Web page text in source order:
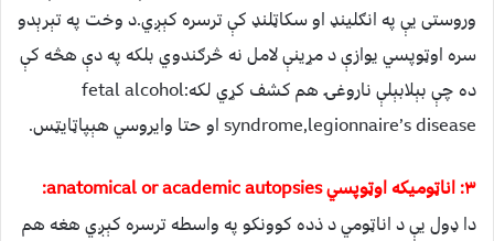
وروستی يې په انګلینډ او سکاټلنډ کې ترسره کېږي.د وخت په تېرېدو
سره اوټوپسي یوازې د مړینې لامل نه څرګندوي بلکه په دې هڅه کې
ده چې بېلابېلې ناروغۍ هم کشف کړي لکه:fetal alcohol
syndrome,legionnaire’s disease او حتا وایروسي هېپاټایټس.
۳: اناټومیکه اوټوپسي anatomical or academic autopsies:
دا ډول یې د اناټومي د ذده کوونکو په واسطه ترسره کېږي هغه هم